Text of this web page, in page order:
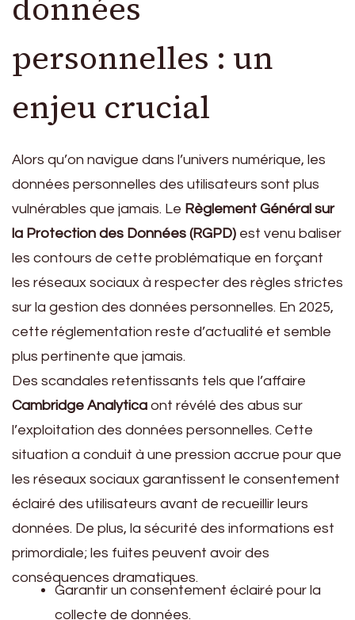
données
personnelles : un
enjeu crucial
Alors qu’on navigue dans l’univers numérique, les
données personnelles des utilisateurs sont plus
vulnérables que jamais. Le Règlement Général sur
la Protection des Données (RGPD) est venu baliser
les contours de cette problématique en forçant
les réseaux sociaux à respecter des règles strictes
sur la gestion des données personnelles. En 2025,
cette réglementation reste d’actualité et semble
plus pertinente que jamais.
Des scandales retentissants tels que l’affaire
Cambridge Analytica ont révélé des abus sur
l’exploitation des données personnelles. Cette
situation a conduit à une pression accrue pour que
les réseaux sociaux garantissent le consentement
éclairé des utilisateurs avant de recueillir leurs
données. De plus, la sécurité des informations est
primordiale; les fuites peuvent avoir des
conséquences dramatiques.
Garantir un consentement éclairé pour la
collecte de données.